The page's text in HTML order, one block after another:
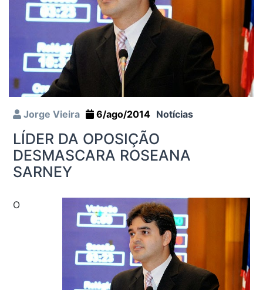
Jorge Vieira 6/ago/2014 Notícias
LÍDER DA OPOSIÇÃO
DESMASCARA ROSEANA
SARNEY
O